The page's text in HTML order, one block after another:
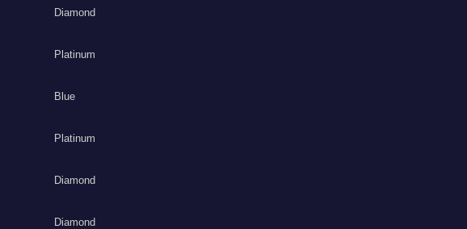
Diamond
Platinum
Blue
Platinum
Diamond
Diamond